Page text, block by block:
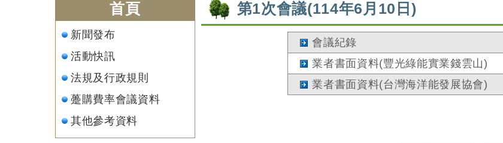
首頁
新聞發布
活動快訊
法規及行政規則
躉購費率會議資料
其他參考資料
第1次會議(114年6月10日)
會議紀錄
業者書面資料(豐光綠能實業錢雲山)
業者書面資料(台灣海洋能發展協會)